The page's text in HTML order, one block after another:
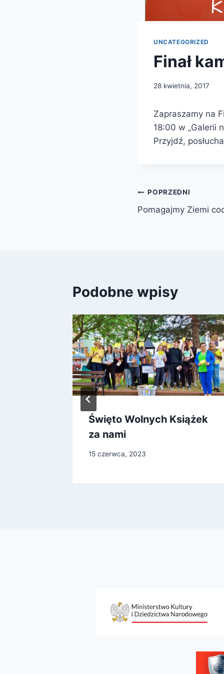
UNCATEGORIZED
Finał
28 kwietnia, 2017
Zapraszamy na
18:00 w „Galerii
Przyjdź,
Nawigacja
wpisu
POPRZEDNI
Pomagajmy Ziemi
Podobne wpisy
Święto Wolnych Książek
za nami
15 czerwca, 2023